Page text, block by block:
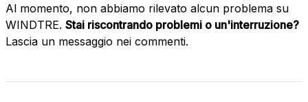
Al momento, non abbiamo rilevato alcun problema su
WINDTRE. Stai riscontrando problemi o un'interruzione?
Lascia un messaggio nei commenti.